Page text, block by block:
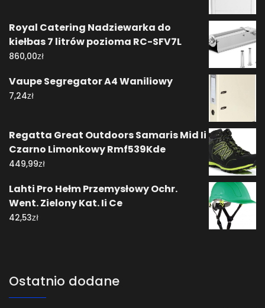
Royal Catering Nadziewarka do
kiełbas 7 litrów pozioma RC-SFV7L
860,00zł
Vaupe Segregator A4 Waniliowy
7,24zł
Regatta Great Outdoors Samaris Mid Ii
Czarno Limonkowy Rmf539Kde
449,99zł
Lahti Pro Hełm Przemysłowy Ochr.
Went. Zielony Kat. Ii Ce
42,53zł
Ostatnio dodane